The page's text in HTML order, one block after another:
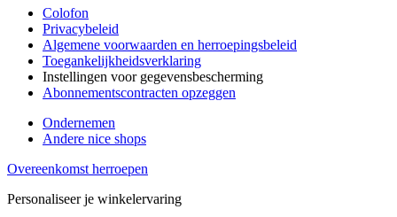
Colofon
Privacybeleid
Algemene voorwaarden en herroepingsbeleid
Toegankelijkheidsverklaring
Instellingen voor gegevensbescherming
Abonnementscontracten opzeggen
Ondernemen
Andere nice shops
Overeenkomst herroepen
Personaliseer je winkelervaring